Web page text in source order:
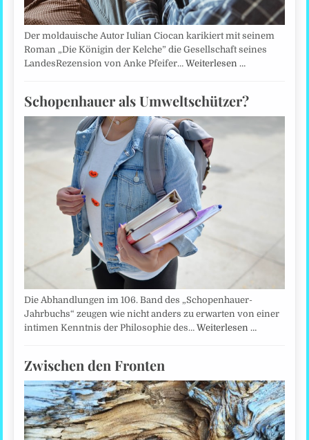
Der moldauische Autor Iulian Ciocan karikiert mit seinem
Roman „Die Königin der Kelche” die Gesellschaft seines
LandesRezension von Anke Pfeifer…Weiterlesen …
Schopenhauer als Umweltschützer?
Die Abhandlungen im 106. Band des „Schopenhauer-
Jahrbuchs“ zeugen wie nicht anders zu erwarten von einer
intimen Kenntnis der Philosophie des…Weiterlesen …
Zwischen den Fronten